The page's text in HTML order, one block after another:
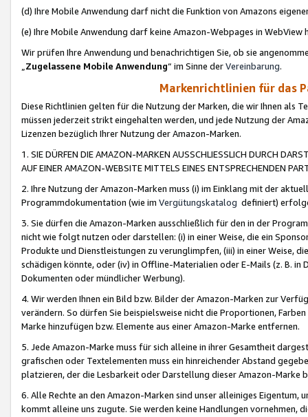
(d) Ihre Mobile Anwendung darf nicht die Funktion von Amazons
(e) Ihre Mobile Anwendung darf keine Amazon-Webpages in WebView
Wir prüfen Ihre Anwendung und benachrichtigen Sie, ob sie
„Zugelassene Mobile Anwendung“ im Sinne derVereinbarung.
Markenrichtlinien für das
Diese Richtlinien gelten für die Nutzung der Marken, die wir Ihnen als
müssen jederzeit strikt eingehalten werden, und jede Nutzung der
Lizenzen bezüglich Ihrer Nutzung der Amazon-Marken.
1. SIE DÜRFEN DIE AMAZON-MARKEN AUSSCHLIESSLICH DURCH
AUF EINER AMAZON-WEBSITE MITTELS EINES ENTSPRECHENDEN
2. Ihre Nutzung der Amazon-Marken muss (i) im Einklang mit der
Programmdokumentation (wie im Vergütungskatalog definiert)
3. Sie dürfen die Amazon-Marken ausschließlich für den in der
nicht wie folgt nutzen oder darstellen: (i) in einer Weise, die ein
Produkte und Dienstleistungen zu verunglimpfen, (iii) in einer Weise,
schädigen könnte, oder (iv) in Offline-Materialien oder E-Mails (z. B. in
Dokumenten oder mündlicher Werbung).
4. Wir werden Ihnen ein Bild bzw. Bilder der Amazon-Marken zur
verändern. So dürfen Sie beispielsweise nicht die Proportionen,
Marke hinzufügen bzw. Elemente aus einer Amazon-Marke entfernen.
5. Jede Amazon-Marke muss für sich alleine in ihrer Gesamtheit
grafischen oder Textelementen muss ein hinreichender Abstand
platzieren, der die Lesbarkeit oder Darstellung dieser Amazon-Marke
6. Alle Rechte an den Amazon-Marken sind unser alleiniges
kommt alleine uns zugute. Sie werden keine Handlungen vornehmen,